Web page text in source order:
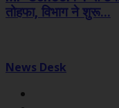
तोहफा, विभाग ने शुरू...
News Desk